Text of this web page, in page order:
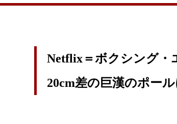
Netflix＝ボクシング・
20cm差の巨漢のポール